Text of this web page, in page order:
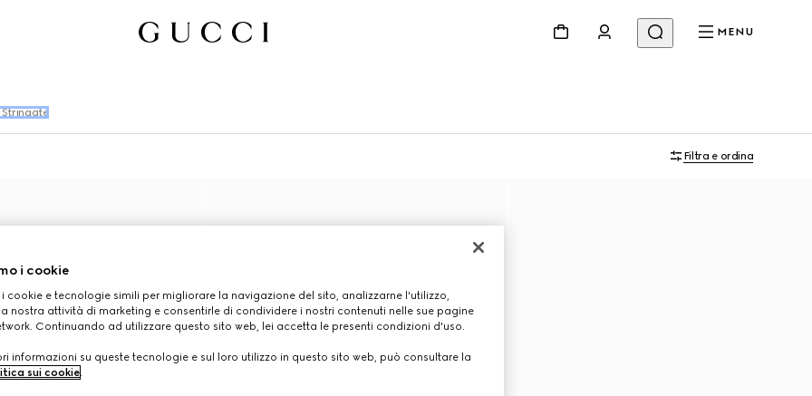
MENU
Stringate
Filtra e ordina
i cookie
i cookie e tecnologie simili per migliorare la navigazione del sito, analizzarne l'utilizzo,
nostra attività di marketing e consentirle di condividere i nostri contenuti nelle sue pagine
Continuando ad utilizzare questo sito web, lei accetta le presenti condizioni d'uso.
informazioni su queste tecnologie e sul loro utilizzo in questo sito web, può consultare la
sui cookie.